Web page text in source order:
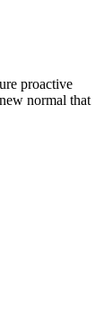
proactive
normal that